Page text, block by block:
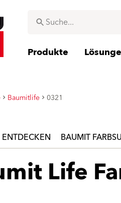
Produkte
Baumitlife 0321
BAUMIT
Life